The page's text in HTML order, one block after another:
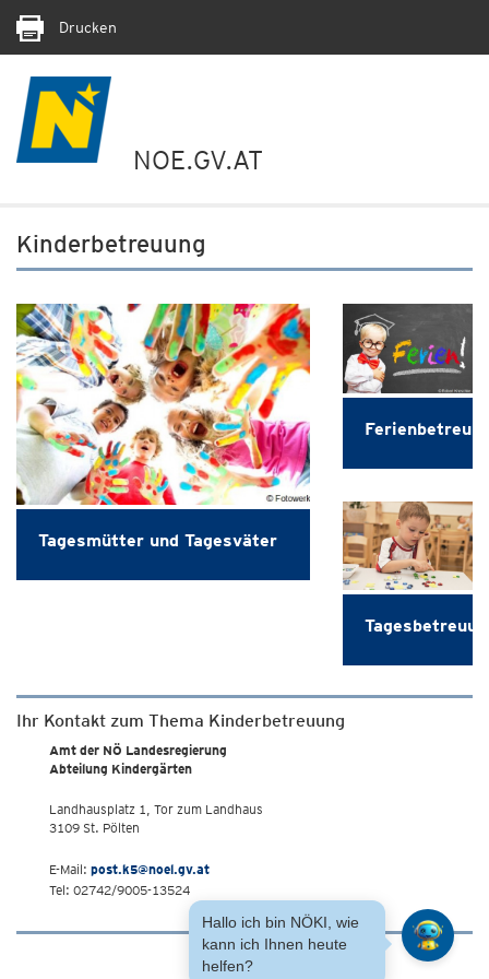
Drucken
NOE.GV.AT
Kinderbetreuung
Tagesmütter und Tagesväter
Ihr Kontakt zum Thema Kinderbetreuung
Amt der NÖ Landesregierung
Abteilung Kindergärten
Landhausplatz 1, Tor zum Landhaus
3109 St. Pölten
E-Mail: post.k5@noel.gv.at
Tel: 02742/9005-13524
Hallo ich bin NÖKI, wie
kann ich Ihnen heute
helfen?